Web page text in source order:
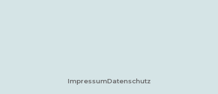
ImpressumDatenschutz